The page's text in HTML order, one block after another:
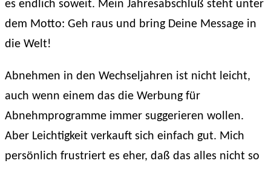
es endlich soweit. Mein Jahresabschluß steht unter
dem Motto: Geh raus und bring Deine Message in
die Welt!
Abnehmen in den Wechseljahren ist nicht leicht,
auch wenn einem das die Werbung für
Abnehmprogramme immer suggerieren wollen.
Aber Leichtigkeit verkauft sich einfach gut. Mich
persönlich frustriert es eher, daß das alles nicht so